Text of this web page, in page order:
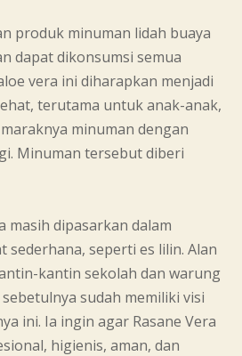
produk minuman lidah buaya
dapat dikonsumsi semua
vera ini diharapkan menjadi
terutama untuk anak-anak,
minuman dengan
Minuman tersebut diberi
masih dipasarkan dalam
sederhana, seperti es lilin. Alan
kantin sekolah dan warung
sudah memiliki visi
ini. Ia ingin agar Rasane Vera
higienis, aman, dan